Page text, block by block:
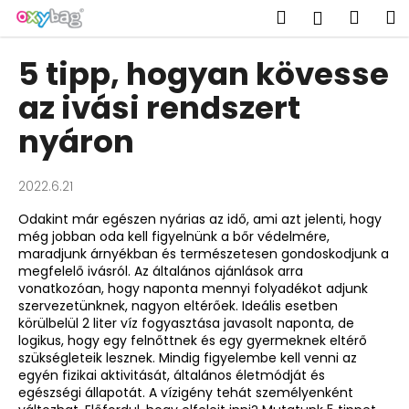
Ugrás
fő
tartalomhoz
Keresés
5 tipp, hogyan kövesse
az ivási rendszert
nyáron
2022.6.21
Odakint már egészen nyárias az idő, ami azt jelenti, hogy
még jobban oda kell figyelnünk a bőr védelmére,
maradjunk árnyékban és természetesen gondoskodjunk a
megfelelő ivásról. Az általános ajánlások arra
vonatkozóan, hogy naponta mennyi folyadékot adjunk
szervezetünknek, nagyon eltérőek. Ideális esetben
körülbelül 2 liter víz fogyasztása javasolt naponta, de
logikus, hogy egy felnőttnek és egy gyermeknek eltérő
szükségleteik lesznek. Mindig figyelembe kell venni az
egyén fizikai aktivitását, általános életmódját és
egészségi állapotát. A vízigény tehát személyenként
o
M
i
t
e
r
e
s
?
KERESÉS